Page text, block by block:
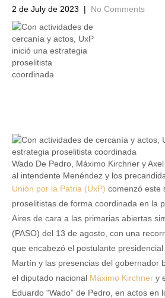
2 de July de 2023 | No Comments
Wado De Pedro, Máximo Kirchner y
al intendente Menéndez y los
Unión por la Patria (UxP) comenzó este
proselitistas de forma coordinada en la
Aires de cara a las primarias abiertas
(PASO) del 13 de agosto, con una
que encabezó el postulante presidencial
Martín y las presencias del gobernador
el diputado nacional Máximo Kirchner y
Eduardo “Wado” de Pedro, en actos en